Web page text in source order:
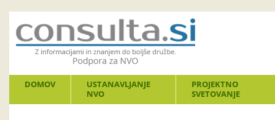
DOMOV
USTANAVLJANJE
NVO
PROJEKTNO
SVETOVANJE